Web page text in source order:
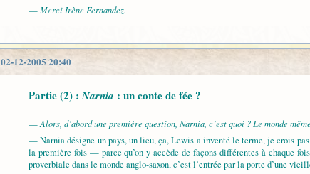
—Merci Irène Fernandez.
02-12-2005 20:40
Partie (2) :Narnia : un conte de fée ?
—Alors, d’abord une première question, Narnia , c’est quoi ? Le monde
— Narnia désigne un pays, un lieu, ça, Lewis a inventé le terme, je crois
la première fois — parce qu’on y accède de façons différentes à chaque
proverbiale dans le monde anglo-saxon, c’est l’entrée par la porte d’une